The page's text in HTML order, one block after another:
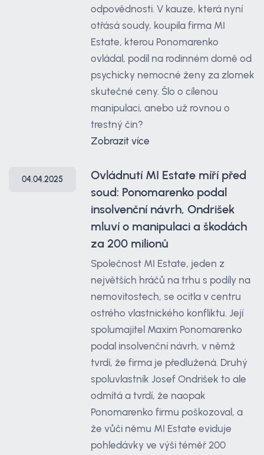
odpovědnosti. V kauze, která nyní
otřásá soudy, koupila firma MI
Estate, kterou Ponomarenko
ovládal, podíl na rodinném domě od
psychicky nemocné ženy za zlomek
skutečné ceny. Šlo o cílenou
manipulaci, anebo už rovnou o
trestný čin?
Zobrazit více
04.04.2025
Ovládnutí MI Estate míří před
soud: Ponomarenko podal
insolvenční návrh, Ondrišek
mluví o manipulaci a škodách
za 200 milionů
Společnost MI Estate, jeden z
největších hráčů na trhu s podíly na
nemovitostech, se ocitla v centru
ostrého vlastnického konfliktu. Její
spolumajitel Maxim Ponomarenko
podal insolvenční návrh, v němž
tvrdí, že firma je předlužená. Druhý
spoluvlastník Josef Ondrišek to ale
odmítá a tvrdí, že naopak
Ponomarenko firmu poškozoval, a
že vůči němu MI Estate eviduje
pohledávky ve výši téměř 200